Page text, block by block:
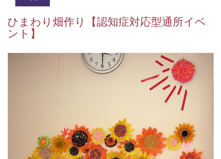
ひまわり畑作り【認知症対応型通所イベ
ント】